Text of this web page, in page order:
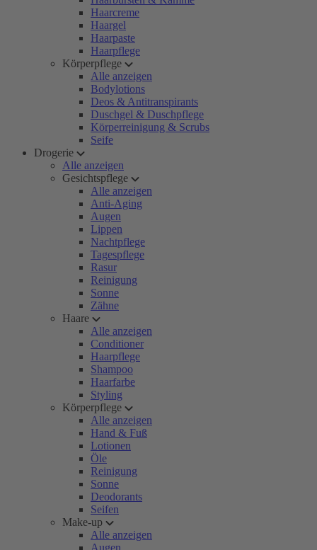
Haarcreme
Haargel
Haarpaste
Haarpflege
Körperpflege
Alle anzeigen
Bodylotions
Deos & Antitranspirants
Duschgel & Duschpflege
Körperreinigung & Scrubs
Seife
Drogerie
Alle anzeigen
Gesichtspflege
Alle anzeigen
Anti-Aging
Augen
Lippen
Nachtpflege
Tagespflege
Rasur
Reinigung
Sonne
Zähne
Haare
Alle anzeigen
Conditioner
Haarpflege
Shampoo
Haarfarbe
Styling
Körperpflege
Alle anzeigen
Hand & Fuß
Lotionen
Öle
Reinigung
Sonne
Deodorants
Seifen
Make-up
Alle anzeigen
Augen